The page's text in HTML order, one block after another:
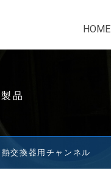
HOME
品
熱交換器用チャンネル